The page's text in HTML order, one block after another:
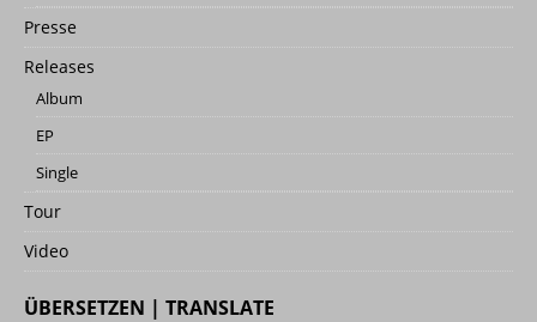
Presse
Releases
Album
EP
Single
Tour
Video
ÜBERSETZEN | TRANSLATE